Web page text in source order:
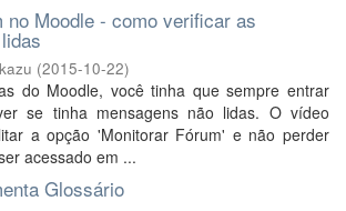
no Moodle - como verificar as
(2015-10-22)
do Moodle, você tinha que sempre entrar
se tinha mensagens não lidas. O vídeo
a opção 'Monitorar Fórum' e não perder
acessado em ...
Glossário